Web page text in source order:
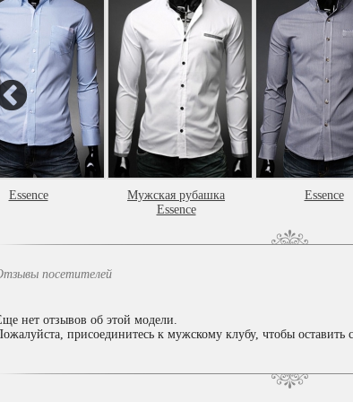
Essence
Мужская рубашка
Essence
Essence
посетителей
нет отзывов об этой модели.
присоединитесь к мужскому клубу, чтобы оставить